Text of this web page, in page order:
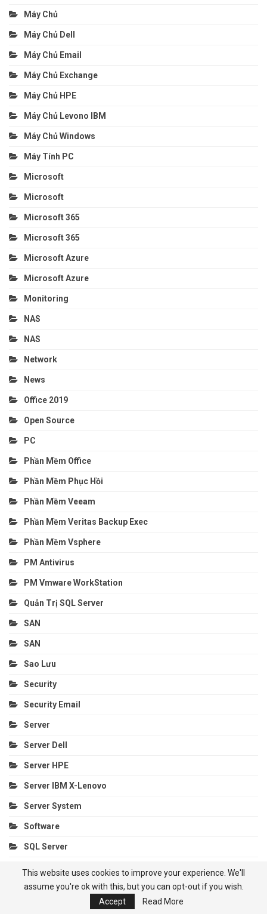
Máy Chủ
Máy Chủ Dell
Máy Chủ Email
Máy Chủ Exchange
Máy Chủ HPE
Máy Chủ Levono IBM
Máy Chủ Windows
Máy Tính PC
Microsoft
Microsoft
Microsoft 365
Microsoft 365
Microsoft Azure
Microsoft Azure
Monitoring
NAS
NAS
Network
News
Office 2019
Open Source
PC
Phần Mềm Office
Phần Mềm Phục Hồi
Phần Mềm Veeam
Phần Mềm Veritas Backup Exec
Phần Mềm Vsphere
PM Antivirus
PM Vmware WorkStation
Quản Trị SQL Server
SAN
SAN
Sao Lưu
Security
Security Email
Server
Server Dell
Server HPE
Server IBM X-Lenovo
Server System
Software
SQL Server
Sự Cố Exchange
Tải Về
This website uses cookies to improve your experience. We'll
assume you're ok with this, but you can opt-out if you wish.
Accept
Read More